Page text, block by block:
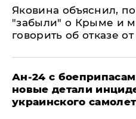
Яковина объяснил,
"забыли" о Крыме и
говорить об отказе
Ан-24 с
новые детали
украинского